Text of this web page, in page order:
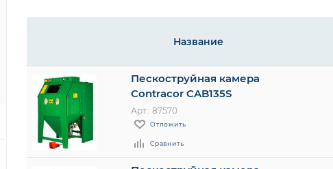
Название
Пескоструйная камера
Contracor CAB135S
Арт.: 87570
Отложить
Сравнить